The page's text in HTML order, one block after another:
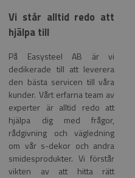
Vi står alltid redo att
hjälpa till
På Easysteel AB är vi
dedikerade till att leverera
den bästa servicen till våra
kunder. Vårt erfarna team av
experter är alltid redo att
hjälpa dig med frågor,
rådgivning och vägledning
om vår s-dekor och andra
smidesprodukter. Vi förstår
vikten av att hitta rätt